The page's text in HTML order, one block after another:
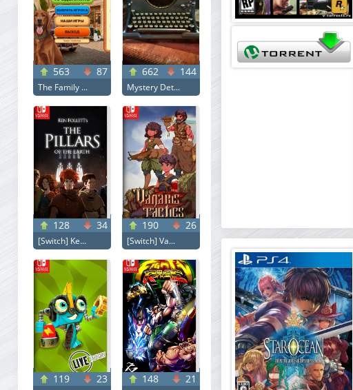
563 87
The Family ...
662 144
Mystery Det...
128 34
[Switch] Ke...
190 26
[Switch] Va...
119 23 148 21